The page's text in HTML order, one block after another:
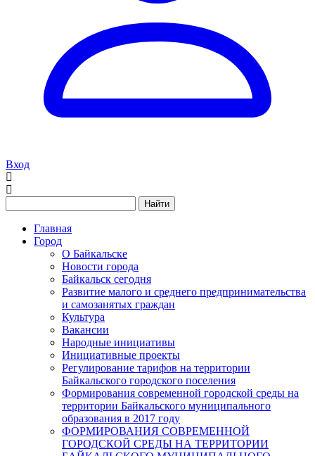
Вход
Найти
Главная
Город
О Байкальске
Новости города
Байкальск сегодня
Развитие малого и среднего предпринимательства
и самозанятых граждан
Культура
Вакансии
Народные инициативы
Инициативные проекты
Регулирование тарифов на территории
Байкальского городского поселения
Формирования современной городской среды на
территории Байкальского муниципального
образования в 2017 году
ФОРМИРОВАНИЯ СОВРЕМЕННОЙ
ГОРОДСКОЙ СРЕДЫ НА ТЕРРИТОРИИ